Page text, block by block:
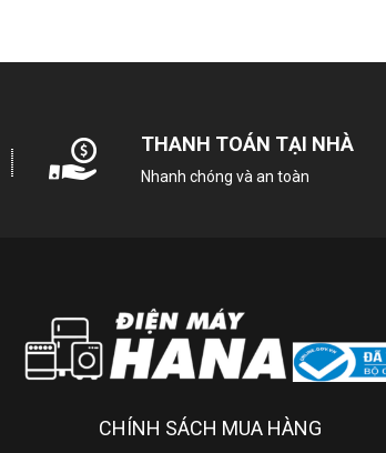
THANH TOÁN TẠI NHÀ
Nhanh chóng và an toàn
CHÍNH SÁCH MUA HÀNG